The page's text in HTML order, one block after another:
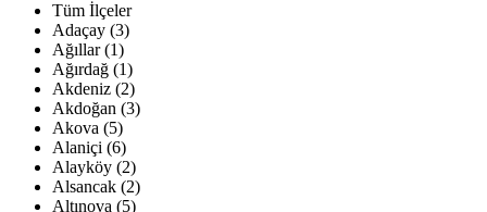
Tüm İlçeler
Adaçay (3)
Ağıllar (1)
Ağırdağ (1)
Akdeniz (2)
Akdoğan (3)
Akova (5)
Alaniçi (6)
Alayköy (2)
Alsancak (2)
Altınova (5)